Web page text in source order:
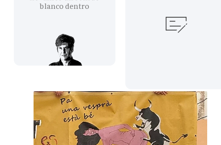
blanco dentro